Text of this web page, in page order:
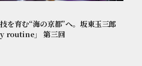
を育む“海の京都”へ。坂東玉三郎
routine」 第三回